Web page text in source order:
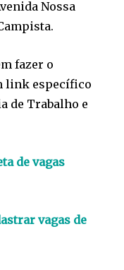
Nossa
fazer o
link específico
de Trabalho e
de vagas
vagas de